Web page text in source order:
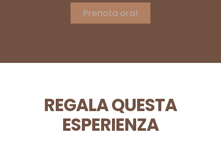
REGALA QUESTA
ESPERIENZA